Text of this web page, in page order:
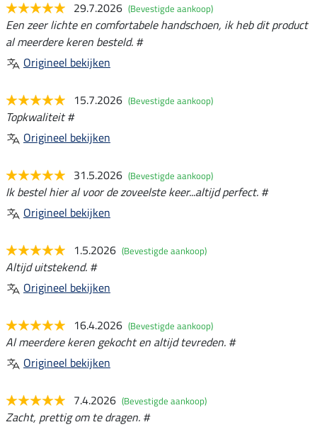
29.7.2026 (Bevestigde aankoop)
Een zeer lichte en comfortabele handschoen, ik heb dit product
al meerdere keren besteld. #
Origineel bekijken
15.7.2026 (Bevestigde aankoop)
Topkwaliteit #
Origineel bekijken
31.5.2026 (Bevestigde aankoop)
Ik bestel hier al voor de zoveelste keer...altijd perfect. #
Origineel bekijken
1.5.2026 (Bevestigde aankoop)
Altijd uitstekend. #
Origineel bekijken
16.4.2026 (Bevestigde aankoop)
Al meerdere keren gekocht en altijd tevreden. #
Origineel bekijken
7.4.2026 (Bevestigde aankoop)
Zacht, prettig om te dragen. #